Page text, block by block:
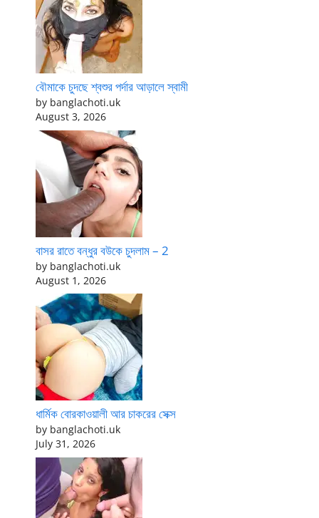
বৌমাকে চুদছে শ্বশুর পর্দার আড়ালে স্বামী
by banglachoti.uk
August 3, 2026
বাসর রাতে বন্ধুর বউকে চুদলাম – 2
by banglachoti.uk
August 1, 2026
ধার্মিক বোরকাওয়ালী আর চাকরের সেক্স
by banglachoti.uk
July 31, 2026